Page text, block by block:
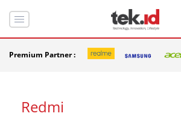
Premium Partner :
Redmi